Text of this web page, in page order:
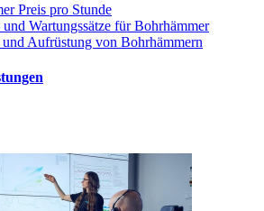
Preis pro Stunde
und Wartungssätze für Bohrhämmer
und Aufrüstung von Bohrhämmern